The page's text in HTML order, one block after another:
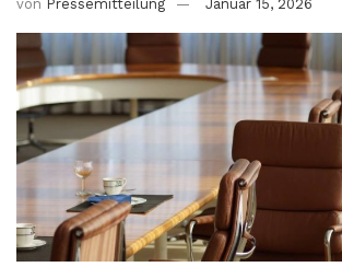
von Pressemitteilung Januar 15, 2026